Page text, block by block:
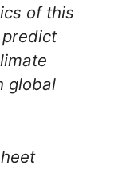
of this
global